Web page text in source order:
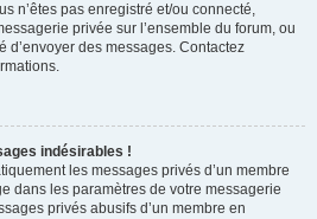
n’êtes pas enregistré et/ou connecté,
privée sur l’ensemble du forum, ou
d’envoyer des messages. Contactez
indésirables !
les messages privés d’un membre
dans les paramètres de votre messagerie
privés abusifs d’un membre en